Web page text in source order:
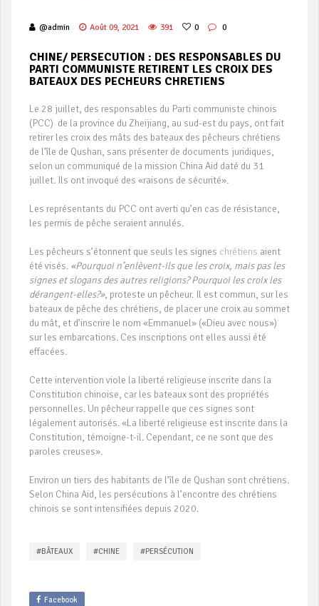
@admin Août 09, 2021 391 0 0
CHINE/ PERSECUTION : DES RESPONSABLES DU
PARTI COMMUNISTE RETIRENT LES CROIX DES
BATEAUX DES PECHEURS CHRETIENS
Le 28 juillet, des responsables du Parti communiste chinois
(PCC) de la province du Zheijiang, au sud-est du pays, ont fait
retirer les croix des mâts des bateaux des pêcheurs chrétiens
de l’île de Qushan, sans présenter de documents juridiques,
selon un communiqué de la mission China Aid daté du 31
juillet. Ils ont invoqué des «raisons de sécurité».
Les représentants du PCC ont averti qu’en cas de résistance,
les permis de pêche seraient annulés.
Les pêcheurs s’étonnent que seuls les signes chrétiens aient
été visés. «Pourquoi n’enlèvent-ils que les croix, mais pas les
signes et slogans des autres religions? Pourquoi les croix les
dérangent-elles?», proteste un pêcheur. Il est commun, sur les
bateaux de pêche des chrétiens, de placer une croix au sommet
du mât, et d’inscrire le nom «Emmanuel» («Dieu avec nous»)
sur les embarcations. Ces inscriptions ont elles aussi été
effacées.
Cette intervention viole la liberté religieuse inscrite dans la
Constitution chinoise, car les bateaux sont des propriétés
personnelles. Un pêcheur rappelle que ces signes sont
légalement autorisés. «La liberté religieuse est inscrite dans la
Constitution, témoigne-t-il. Cependant, ce ne sont que des
paroles creuses».
Environ un tiers des habitants de l’île de Qushan sont chrétiens.
Selon China Aid, les persécutions à l’encontre des chrétiens
chinois se sont intensifiées depuis 2020.
#BÂTEAUX #CHINE #PERSÉCUTION
Facebook